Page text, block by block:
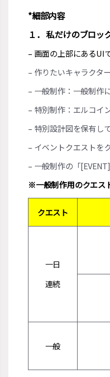
*細部内容
１． 私だけのブロッ
– 画面の上部にあるUI
– 作りたいキャラクタ
– 一般制作：一般制作
– 特別制作：エルコイ
– 特別設計図を保有し
– イベントクエストを
– 一般制作の「
※一般制作用のクエス
クエスト
一日
連続
一般